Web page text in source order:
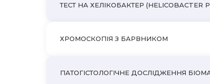
ТЕСТ НА ХЕЛІКОБАКТЕР
ХРОМОСКОПІЯ З БАРВНИКОМ
ПАТОГІСТОЛОГІЧНЕ ДОСЛІДЖЕННЯ